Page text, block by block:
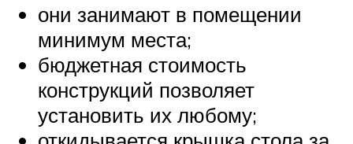
они занимают в помещении
минимум места;
бюджетная стоимость
конструкций позволяет
установить их любому;